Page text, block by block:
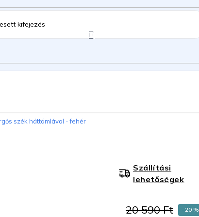
szék háttámlával - fehér
20 590 Ft –20 %
Szállítási
lehetőségek